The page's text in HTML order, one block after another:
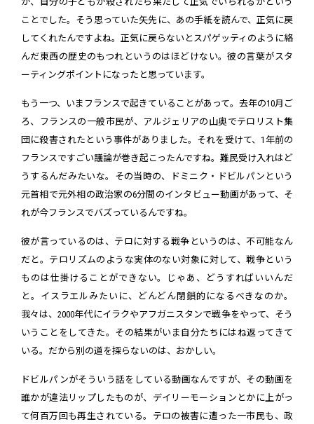
ことでした。そう思っていた矢先に、あの手紙を読んで、正気に戻
してくれたんですよね。正気に戻らないとスパゲッティのように絡
んだ東西の歴史のもつれというのはほどけない。彼の言葉がスタ
ーティングポイントになったと思っています。
もう一つ、いまフランスで起きていることがあって。去年の10月ご
ろ、フランスの一般市民が、アルジェリアの山奥でテロリスト集
団に殺害されたという事件がありました。それを受けて、1年前の
フランスですごい議論が巻き起こったんですね。難民受け入れはど
うするんだみたいな。その当時の、ドミニク・ドビルパンという
元首相で元外相の政治家の6分間のインタビュー動画があって、そ
れが今フランスでバズっているんですね。
彼が言っているのは、テロに対する戦争というのは、不可能なん
だと。テロリズムのような実体のない対象に対して、戦争という
ものは仕掛けることができない。じゃあ、どうすればいいんだ
と。イスラエルみたいに、どんどん閉鎖的になるべきなのか。
我々は、2000年代にイラクやアフガニスタンで戦争をやって、そう
いうことをしてきた。その結果がいま自分たちにはね返ってきて
いる。だから別の道を探らないのは、おかしい。
ドビルパンがそういう話をしている動画なんですが、その動画を
誰かが違法リップしたものが、デイリーモーションとかに上がっ
て何百万回も再生されている。テロの被害に遭った一市民も、政